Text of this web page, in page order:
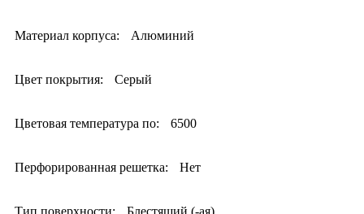
Материал корпуса: Алюминий
Цвет покрытия: Серый
Цветовая температура по: 6500
Перфорированная решетка: Нет